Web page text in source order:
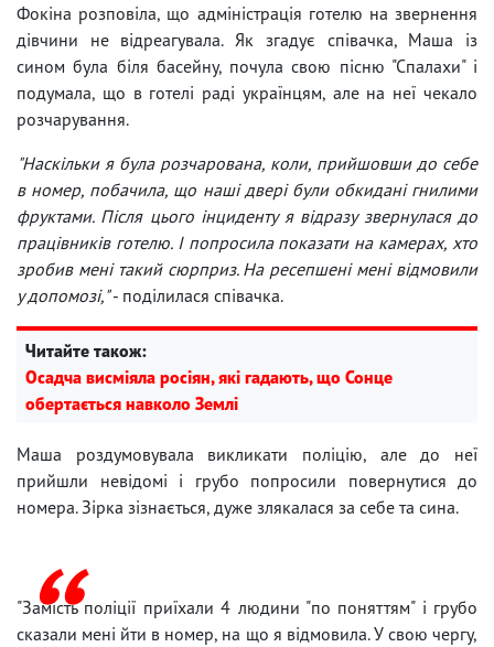
Фокіна розповіла, що адміністрація готелю на звернення
дівчини не відреагувала. Як згадує співачка, Маша із
сином була біля басейну, почула свою пісню "Спалахи" і
подумала, що в готелі раді українцям, але на неї чекало
розчарування.
"Наскільки я була розчарована, коли, прийшовши до себе
в номер, побачила, що наші двері були обкидані гнилими
фруктами. Після цього інциденту я відразу звернулася до
працівників готелю. І попросила показати на камерах, хто
зробив мені такий сюрприз. На ресепшені мені відмовили
у допомозі,"- поділилася співачка.
Читайте також:
Осадча висміяла росіян, які гадають, що Сонце
обертається навколо Землі
Маша роздумовувала викликати поліцію, але до неї
прийшли невідомі і грубо попросили повернутися до
номера. Зірка зізнається, дуже злякалася за себе та сина.
"Замість поліції приїхали 4 людини "по поняттям" і грубо
сказали мені йти в номер, на що я відмовила. У свою чергу,